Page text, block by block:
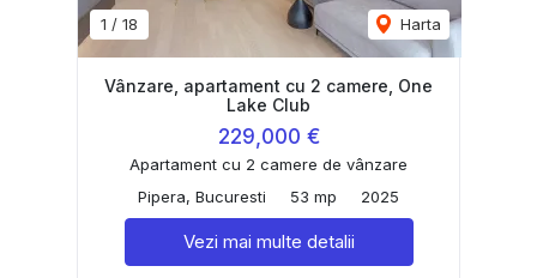
1 / 18 Harta
Vânzare, apartament cu 2 camere, One
Lake Club
229,000 €
Apartament cu 2 camere de vânzare
Pipera, Bucuresti
53 mp 2025
Vezi mai multe detalii